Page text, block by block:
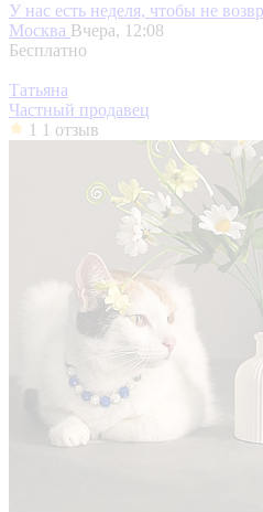
У нас есть неделя, чтобы не
Москва Вчера, 12:08
Бесплатно
Татьяна
Частный продавец
1 1 отзыв